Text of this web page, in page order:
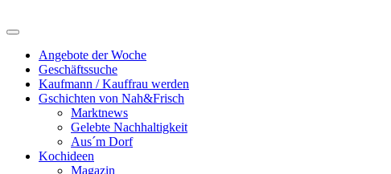
Angebote der Woche
Geschäftssuche
Kaufmann / Kauffrau werden
Gschichten von Nah&Frisch
Marktnews
Gelebte Nachhaltigkeit
Aus´m Dorf
Kochideen
Magazin